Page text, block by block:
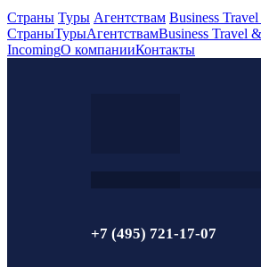
Страны Туры Агентствам Business
СтраныТурыАгентствамBusiness Travel
IncomingО компанииКонтакты
+7 (495) 721-17-07